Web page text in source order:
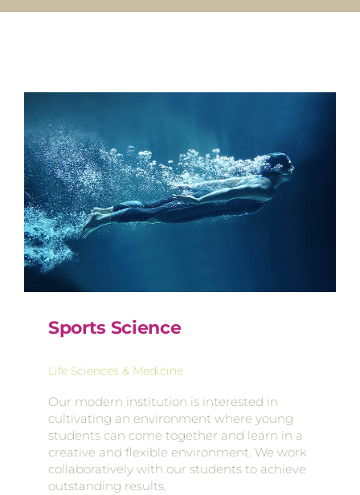
EQUIP
NOTICIES
CONTACTE
DONACIONS
Sports Science
Life Sciences & Medicine
Our modern institution is interested in
cultivating an environment where young
students can come together and learn in a
creative and flexible environment. We work
collaboratively with our students to achieve
outstanding results.